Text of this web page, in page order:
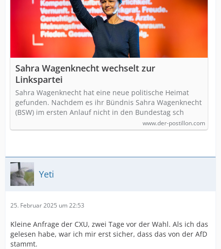
Sahra Wagenknecht wechselt zur
Linkspartei
Sahra Wagenknecht hat eine neue politische Heimat
gefunden. Nachdem es ihr Bündnis Sahra Wagenknecht
(BSW) im ersten Anlauf nicht in den Bundestag sch
www.der-postillon.com
Yeti
25. Februar 2025 um 22:53
Kleine Anfrage der CXU, zwei Tage vor der Wahl. Als ich das
gelesen habe, war ich mir erst sicher, dass das von der AfD
stammt.